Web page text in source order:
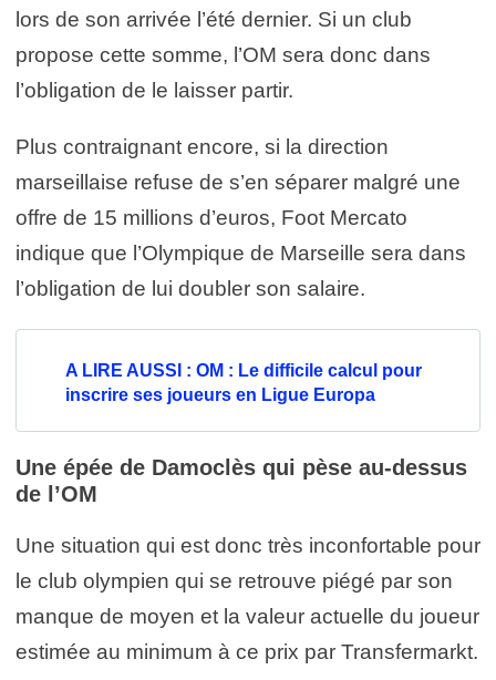
lors de son arrivée l’été dernier. Si un club
propose cette somme, l’OM sera donc dans
l’obligation de le laisser partir.
Plus contraignant encore, si la direction
marseillaise refuse de s’en séparer malgré une
offre de 15 millions d’euros, Foot Mercato
indique que l’Olympique de Marseille sera dans
l’obligation de lui doubler son salaire.
A LIRE AUSSI : OM : Le difficile calcul pour
inscrire ses joueurs en Ligue Europa
Une épée de Damoclès qui pèse au-dessus
de l’OM
Une situation qui est donc très inconfortable pour
le club olympien qui se retrouve piégé par son
manque de moyen et la valeur actuelle du joueur
estimée au minimum à ce prix par Transfermarkt.